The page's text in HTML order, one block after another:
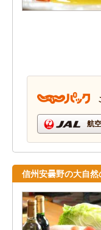
航
信州安曇野の大自